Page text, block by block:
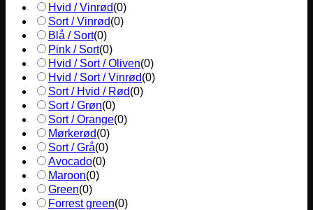
Hvid / Vinrød(0)
Sort / Vinrød(0)
Blå / Sort(0)
Pink / Sort(0)
Hvid / Sort / Oliven(0)
Hvid / Sort / Vinrød(0)
Sort / Hvid / Rød(0)
Sort / Grøn(0)
Sort / Orange(0)
Mørkerød(0)
Sort / Grå(0)
Avocado(0)
Maroon(0)
Green(0)
Forrest green(0)